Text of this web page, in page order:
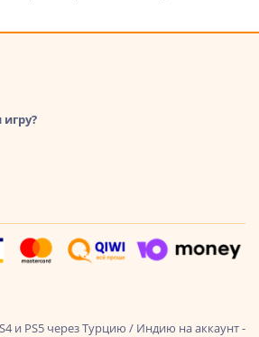
и PS5 через Турцию / Индию на аккаунт -